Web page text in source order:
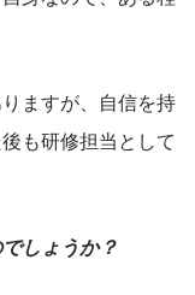
ますが、自信を持
も研修担当として
しょうか？